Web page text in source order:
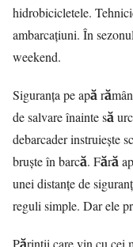
hidrobicicletele.
ambarcațiuni. În
weekend.
Siguranța pe apă
de salvare înainte să
debarcader instruiește
bruște în barcă. Fără
unei distanțe de
reguli simple. Dar ele
Părinții care vin cu cei